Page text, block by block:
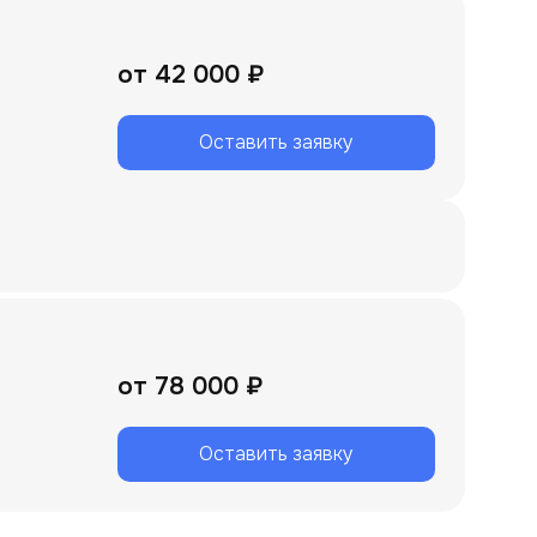
от 42 000 ₽
Оставить заявку
от 78 000 ₽
Оставить заявку